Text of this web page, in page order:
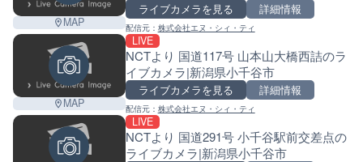
MAP
ライブカメラを見る 詳細情報
配信元： 株式会社エヌ・シィ・ティ
MAP
LIVE
NCTより 国道117号 山本山大橋西詰のラ
イブカメラ|新潟県小千谷市
ライブカメラを見る 詳細情報
配信元： 株式会社エヌ・シィ・ティ
LIVE
NCTより 国道291号 小千谷駅前交差点の
ライブカメラ|新潟県小千谷市